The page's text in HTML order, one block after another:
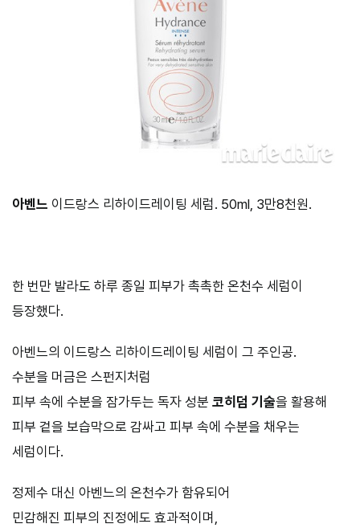
아벤느 이드랑스 리하이드레이팅 세럼. 50ml, 3만8천원.
한 번만 발라도 하루 종일 피부가 촉촉한 온천수 세럼이
등장했다.
아벤느의 이드랑스 리하이드레이팅 세럼이 그 주인공.
수분을 머금은 스펀지처럼
피부 속에 수분을 잠가두는 독자 성분 코히덤 기술을 활용해
피부 겉을 보습막으로 감싸고 피부 속에 수분을 채우는
세럼이다.
정제수 대신 아벤느의 온천수가 함유되어
민감해진 피부의 진정에도 효과적이며,